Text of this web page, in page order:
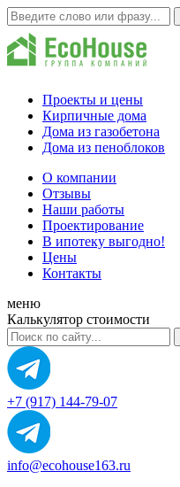
Проекты и цены
Кирпичные дома
Дома из газобетона
Дома из пеноблоков
О компании
Отзывы
Наши работы
Проектирование
В ипотеку выгодно!
Цены
Контакты
меню
Калькулятор стоимости
+7 (917) 144-79-07
info@ecohouse163.ru